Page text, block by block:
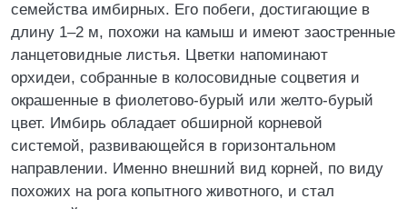
семейства имбирных. Его побеги, достигающие в
длину 1–2 м, похожи на камыш и имеют заостренные
ланцетовидные листья. Цветки напоминают
орхидеи, собранные в колосовидные соцветия и
окрашенные в фиолетово-бурый или желто-бурый
цвет. Имбирь обладает обширной корневой
системой, развивающейся в горизонтальном
направлении. Именно внешний вид корней, по виду
похожих на рога копытного животного, и стал